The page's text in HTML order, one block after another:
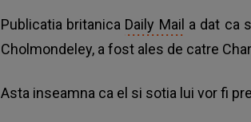
Publicatia britanica Daily Mail a dat ca
Cholmondeley, a fost ales de catre
Asta inseamna ca el si sotia lui vor fi